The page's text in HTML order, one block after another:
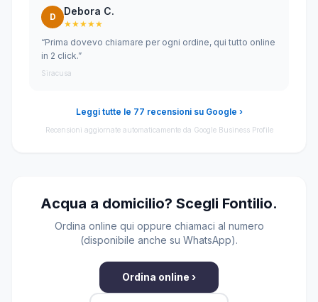
D Debora C.
★★★★★
“Prima dovevo chiamare per ogni ordine, qui tutto online
in 2 click.”
Siracusa
Leggi tutte le 77 recensioni su Google ›
Recensioni aggiornate automaticamente da Google Business Profile
Acqua a domicilio? Scegli Fontilio.
Ordina online qui oppure chiamaci al numero
(disponibile anche su WhatsApp).
Ordina online ›